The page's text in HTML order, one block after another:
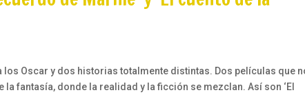
Oscar y dos historias totalmente distintas. Dos películas que
fantasía, donde la realidad y la ficción se mezclan. Así son ‘El